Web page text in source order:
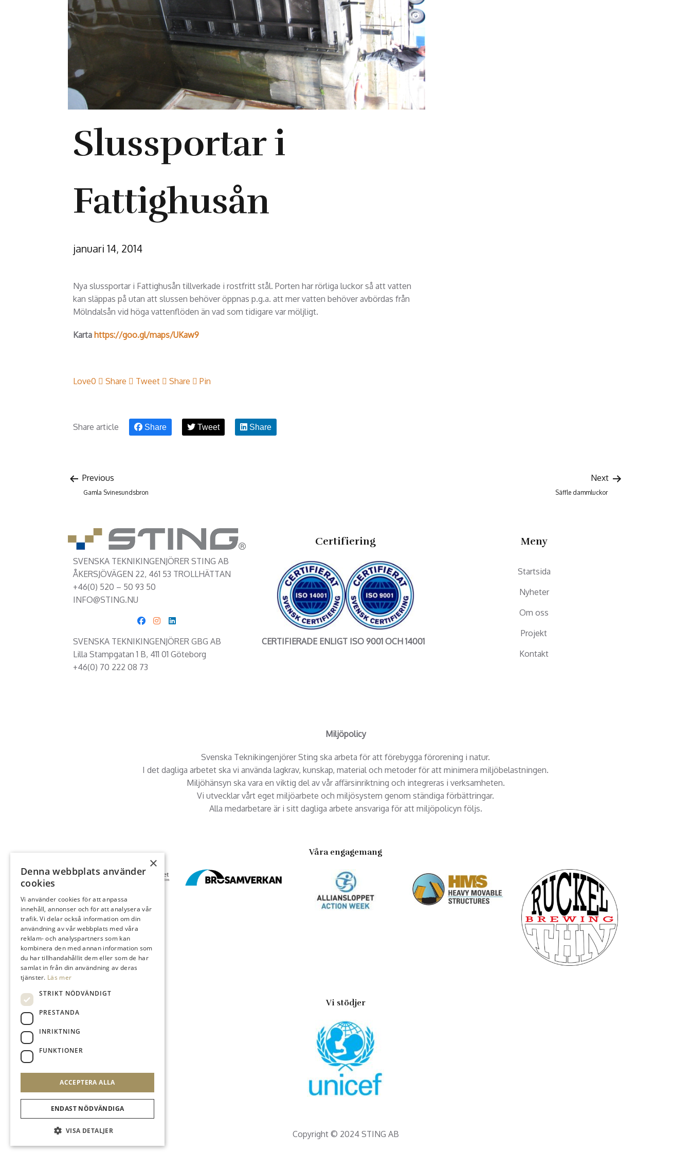
Slussportar i
Fattighusån
januari 14, 2014
Nya slussportar i Fattighusån tillverkade i rostfritt stål. Porten har rörliga luckor så att vatten
kan släppas på utan att slussen behöver öppnas p.g.a. att mer vatten behöver avbördas från
Mölndalsån vid höga vattenflöden än vad som tidigare var möljligt.
Karta https://goo.gl/maps/UKaw9
Love0 Share Tweet Share Pin
Share article Share Tweet Share
Previous
Gamla Svinesundsbron
Next
Säffle dammluckor
SVENSKA TEKNIKINGENJÖRER STING AB
ÅKERSJÖVÄGEN 22, 461 53 TROLLHÄTTAN
+46(0) 520 – 50 93 50
INFO@STING.NU
SVENSKA TEKNIKINGENJÖRER GBG AB
Lilla Stampgatan 1 B, 411 01 Göteborg
+46(0) 70 222 08 73
Certifiering
CERTIFIERADE ENLIGT ISO 9001 OCH 14001
Meny
Startsida
Nyheter
Om oss
Projekt
Kontakt
Miljöpolicy
Svenska Teknikingenjörer Sting ska arbeta för att förebygga förorening i natur.
I det dagliga arbetet ska vi använda lagkrav, kunskap, material och metoder för att minimera miljöbelastningen.
Miljöhänsyn ska vara en viktig del av vår affärsinriktning och integreras i verksamheten.
Vi utvecklar vårt eget miljöarbete och miljösystem genom ständiga förbättringar.
Alla medarbetare är i sitt dagliga arbete ansvariga för att miljöpolicyn följs.
Våra engagemang
Vi stödjer
Copyright © 2024 STING AB
×
Denna webbplats använder
cookies
Vi använder cookies för att anpassa
innehåll, annonser och för att analysera vår
trafik. Vi delar också information om din
användning av vår webbplats med våra
reklam- och analyspartners som kan
kombinera den med annan information som
du har tillhandahållit dem eller som de har
samlat in från din användning av deras
tjänster. Läs mer
STRIKT NÖDVÄNDIGT
PRESTANDA
INRIKTNING
FUNKTIONER
ACCEPTERA ALLA
ENDAST NÖDVÄNDIGA
VISA DETALJER